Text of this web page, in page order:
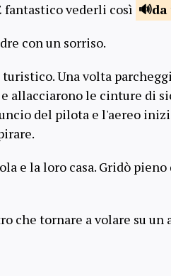
fantastico vederli così
da
con un sorriso.
Una volta
allacciarono le cinture di
del pilota e l'aereo
e la loro casa. Gridò pieno
che tornare a volare su un